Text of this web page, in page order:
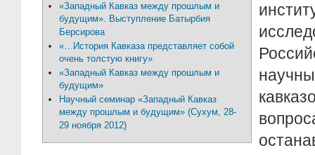
«Западный Кавказ между прошлым и
будущим». Выступление Батырбия
Берсирова
«…История Кавказа представляет собой
очень толстую книгу»
«Западный Кавказ между прошлым и
будущим»
Научный семинар «Западный Кавказ
между прошлым и будущим» (Сухум, 28-
29 ноября 2012)